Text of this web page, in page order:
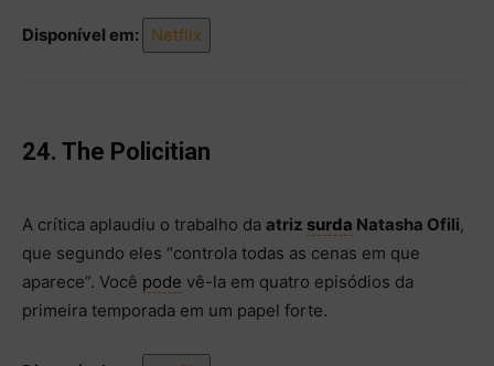
Disponível em: Netflix
24. The Policitian
A crítica aplaudiu o trabalho da atriz surda Natasha Ofili,
que segundo eles “controla todas as cenas em que
aparece”. Você pode vê-la em quatro episódios da
primeira temporada em um papel forte.